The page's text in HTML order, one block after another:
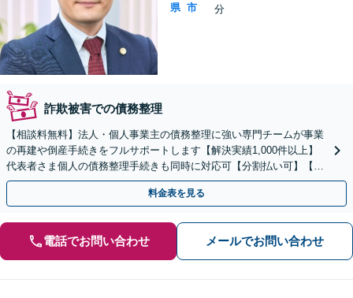
県 市
分
詐欺被害での債務整理
【相談料無料】法人・個人事業主の債務整理に強い専門チームが事業
の再建や倒産手続きをフルサポートします【解決実績1,000件以上】
代表者さま個人の債務整理手続きも同時に対応可【分割払い可】【後
払い応相談】【夜間・休日相談可】
料金表を見る
電話でお問い合わせ メールでお問い合わせ